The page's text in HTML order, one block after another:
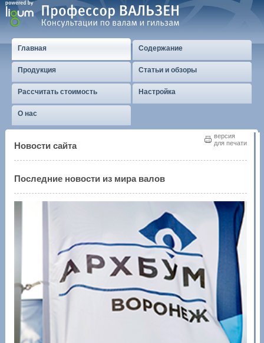
Главная Содержание
Продукция Статьи и обзоры
Рассчитать стоимость Настройка
О нас
версия
для печати
Новости сайта
Последние новости из мира валов